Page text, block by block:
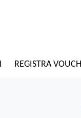
REGISTRA